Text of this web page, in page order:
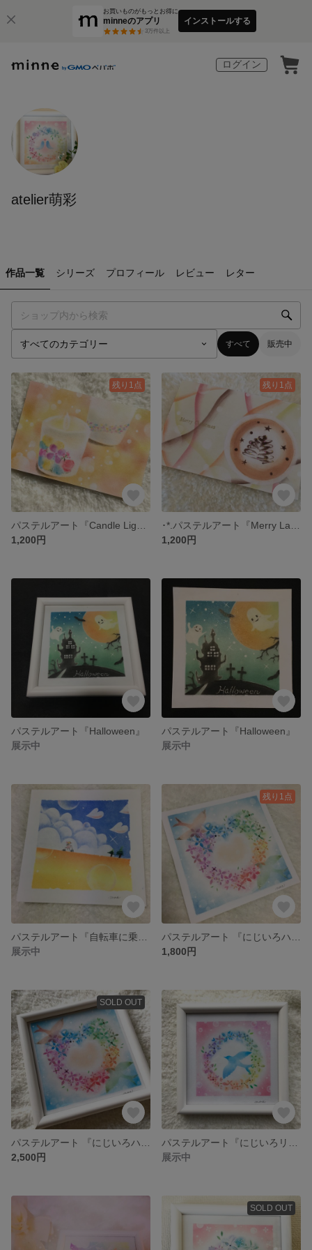
お買いものがもっとお得に
minneのアプリ
3万件以上
インストールする
ログイン
atelier萌彩
作品一覧 シリーズ プロフィール レビュー レター
すべて 販売中
残り1点
1,200円
残り1点
1,200円
パステルアート『Halloween』
展示中
パステルアート『Halloween』
展示中
展示中
残り1点
1,800円
SOLD OUT
2,500円
展示中
SOLD OUT